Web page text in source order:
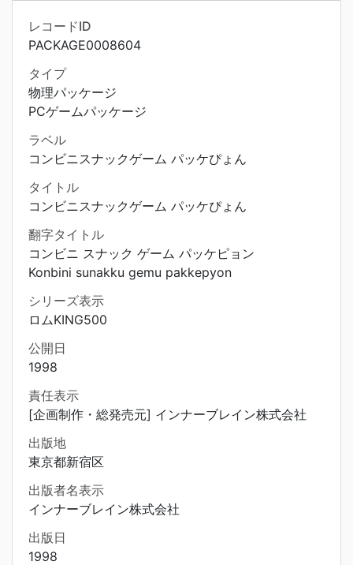
レコードID
PACKAGE0008604
タイプ
物理パッケージ
PCゲームパッケージ
ラベル
コンビニスナックゲーム パッケぴょん
タイトル
コンビニスナックゲーム パッケぴょん
翻字タイトル
コンビニ スナック ゲーム パッケピョン
Konbini sunakku gemu pakkepyon
シリーズ表示
ロムKING500
公開日
1998
責任表示
[企画制作・総発売元] インナーブレイン株式会社
出版地
東京都新宿区
出版者名表示
インナーブレイン株式会社
出版日
1998